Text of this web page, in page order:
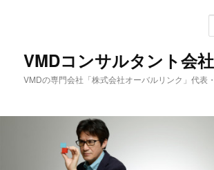
VMDコンサルタント会
VMDの専門会社「株式会社オーバルリンク」代表